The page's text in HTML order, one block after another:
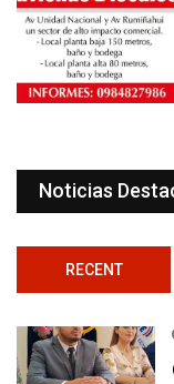
Noticias
RECENT